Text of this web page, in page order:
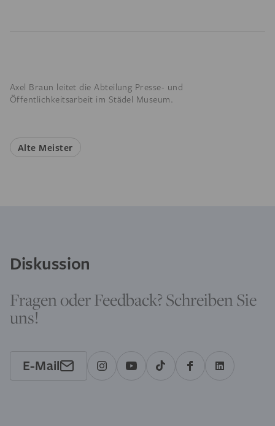
Axel Braun leitet die Abteilung Presse- und
Öffentlichkeitsarbeit im Städel Museum.
Alte Meister
Diskussion
Fragen oder Feedback? Schreiben Sie
uns!
E-Mail